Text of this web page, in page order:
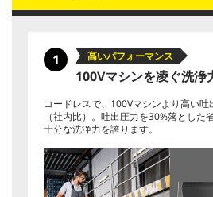
1 高いパフォーマンス
100Vマシンを凌ぐ洗浄
コードレスで、100Vマシンより高い
（社内比）。吐出圧力を30%落とした
十分な洗浄力を誇ります。